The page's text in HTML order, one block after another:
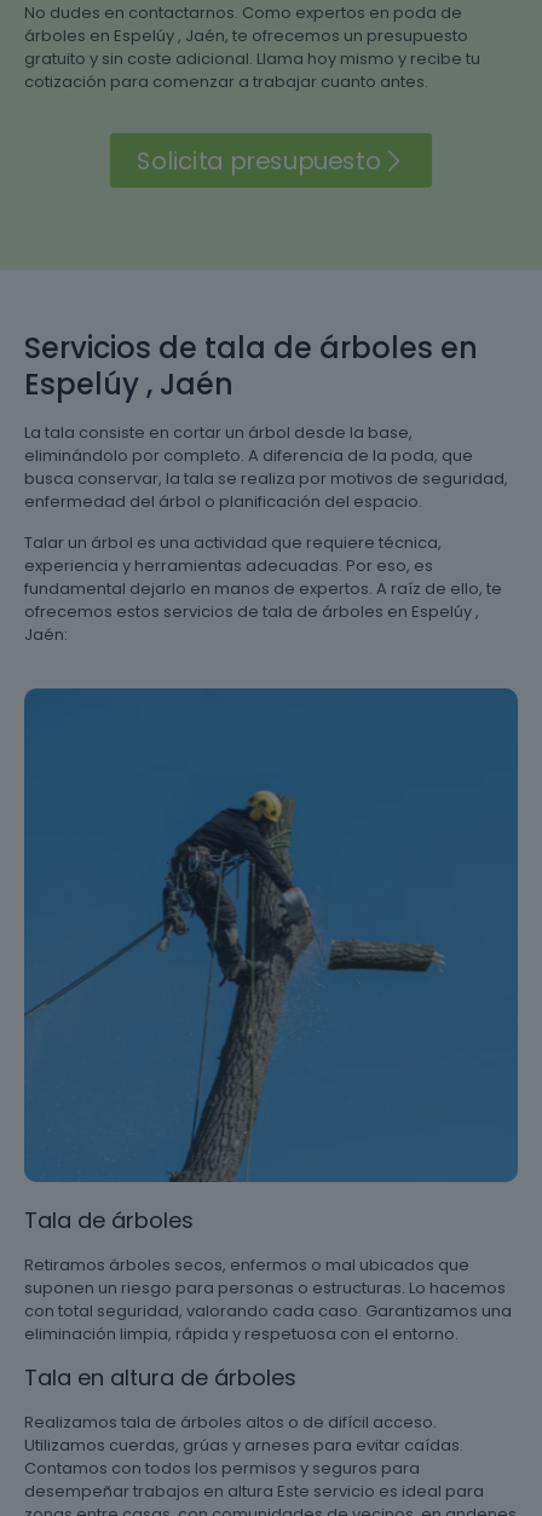
No dudes en contactarnos. Como expertos en poda de
árboles en Espelúy , Jaén, te ofrecemos un presupuesto
gratuito y sin coste adicional. Llama hoy mismo y recibe tu
cotización para comenzar a trabajar cuanto antes.
Solicita presupuesto
Servicios de tala de árboles en
Espelúy , Jaén
La tala consiste en cortar un árbol desde la base,
eliminándolo por completo. A diferencia de la poda, que
busca conservar, la tala se realiza por motivos de seguridad,
enfermedad del árbol o planificación del espacio.
Talar un árbol es una actividad que requiere técnica,
experiencia y herramientas adecuadas. Por eso, es
fundamental dejarlo en manos de expertos. A raíz de ello, te
ofrecemos estos servicios de tala de árboles en Espelúy ,
Jaén:
Tala de árboles
Retiramos árboles secos, enfermos o mal ubicados que
suponen un riesgo para personas o estructuras. Lo hacemos
con total seguridad, valorando cada caso. Garantizamos una
eliminación limpia, rápida y respetuosa con el entorno.
Tala en altura de árboles
Realizamos tala de árboles altos o de difícil acceso.
Utilizamos cuerdas, grúas y arneses para evitar caídas.
Contamos con todos los permisos y seguros para
desempeñar trabajos en altura Este servicio es ideal para